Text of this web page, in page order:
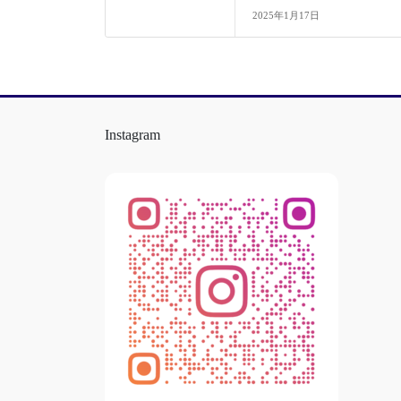
2025年1月17日
Instagram